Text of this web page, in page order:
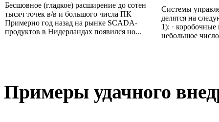
Бесшовное (гладкое) расширение до сотен
тысяч точек в/в и большого числа ПК
Примерно год назад на рынке SCADA-
продуктов в Нидерландах появился но...
Системы
делятся на
1): ·
небольшое
Примеры удачного